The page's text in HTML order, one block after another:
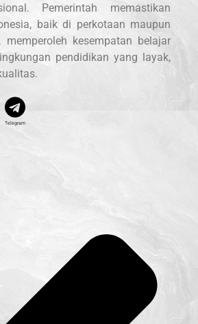
Pemerintah memastikan
baik di perkotaan maupun
memperoleh kesempatan belajar
pendidikan yang layak,
Telegram